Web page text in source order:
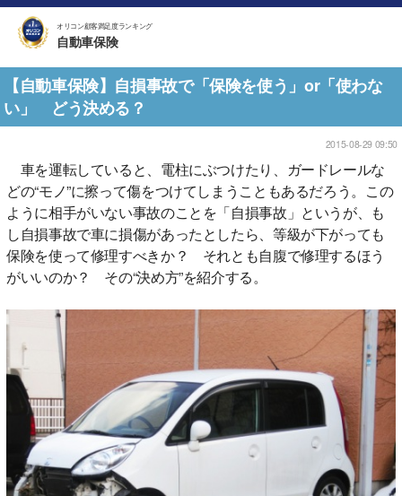
オリコン顧客満足度ランキング
自動車保険
【自動車保険】自損事故で「保険を使う」or「使わな
い」 どう決める？
2015-08-29 09:50
車を運転していると、電柱にぶつけたり、ガードレールな
どの“モノ”に擦って傷をつけてしまうこともあるだろう。この
ように相手がいない事故のことを「自損事故」というが、も
し自損事故で車に損傷があったとしたら、等級が下がっても
保険を使って修理すべきか？ それとも自腹で修理するほう
がいいのか？ その“決め方”を紹介する。